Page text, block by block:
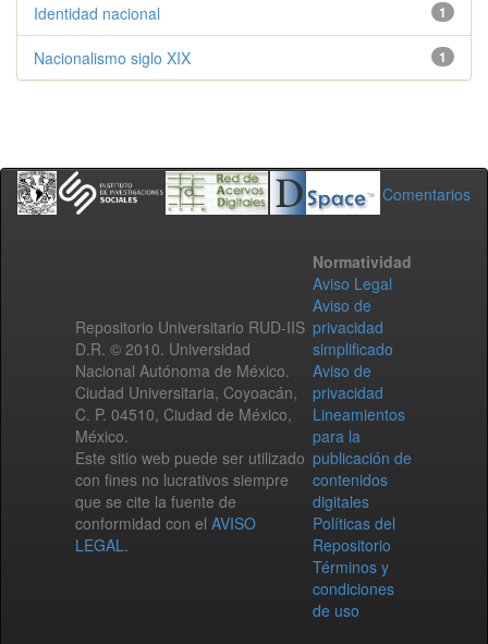
1
Identidad nacional
1
Nacionalismo siglo XIX
Comentarios
Repositorio Universitario RUD-IIS
D.R. © 2010. Universidad
Nacional Autónoma de México.
Ciudad Universitaria, Coyoacán,
C. P. 04510, Ciudad de México,
México.
Este sitio web puede ser utilizado
con fines no lucrativos siempre
que se cite la fuente de
conformidad con el AVISO
LEGAL.
Normatividad
Aviso Legal
Aviso de
privacidad
simplificado
Aviso de
privacidad
Lineamientos
para la
publicación de
contenidos
digitales
Políticas del
Repositorio
Términos y
condiciones
de uso